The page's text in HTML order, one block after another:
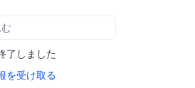
了しました
を受け取る